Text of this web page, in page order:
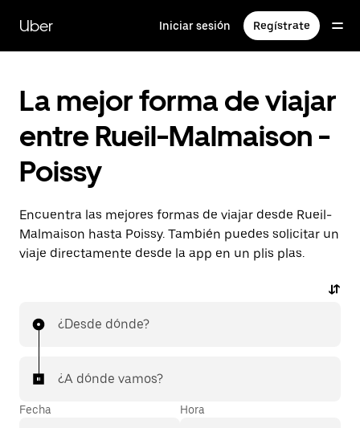
contenido
principal
Uber Iniciar sesión Regístrate
La mejor forma de viajar
entre Rueil-Malmaison -
Poissy
Encuentra las mejores formas de viajar desde Rueil-
Malmaison hasta Poissy. También puedes solicitar un
viaje directamente desde la app en un plis plas.
¿Desde dónde?
¿A dónde vamos?
Fecha Hora